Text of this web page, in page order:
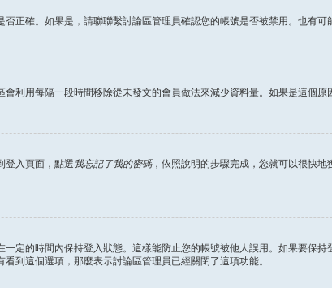
正確。如果是，請聯聯繫討論區管理員確認您的帳號是否被禁用。也有可
利用每隔一段時間移除從未發文的會員做法來減少資料量。如果是這個原
登入頁面，點選我忘記了我的密碼，依照說明的步驟完成，您就可以很快地
一定的時間內保持登入狀態。這樣能防止您的帳號被他人誤用。如果要保持
到這個選項，那麼表示討論區管理員已經關閉了這項功能。